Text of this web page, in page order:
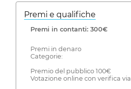
Premi e qualifiche
Premi in contanti: 300€
Premi in denaro
Categorie:
Premio del pubblico 100€
Votazione online con verifica